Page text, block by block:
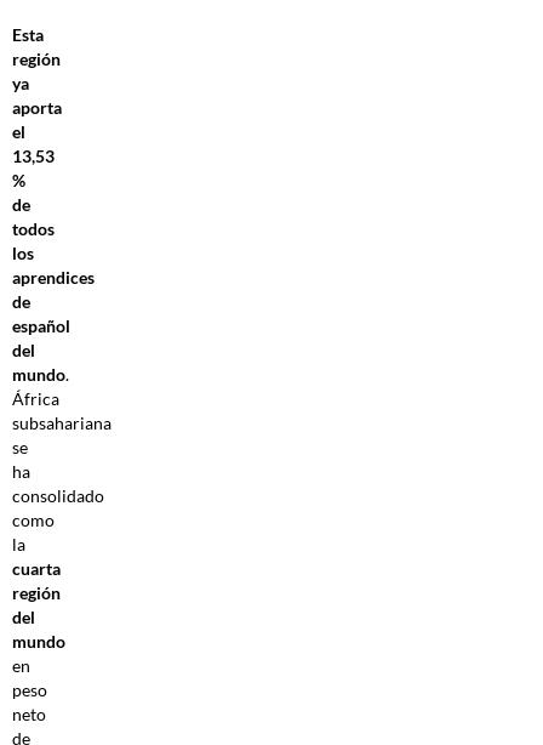
Esta
región
ya
aporta
el
13,53
%
de
todos
los
aprendices
de
español
del
mundo.
África
subsahariana
se
ha
consolidado
como
la
cuarta
región
del
mundo
en
peso
neto
de